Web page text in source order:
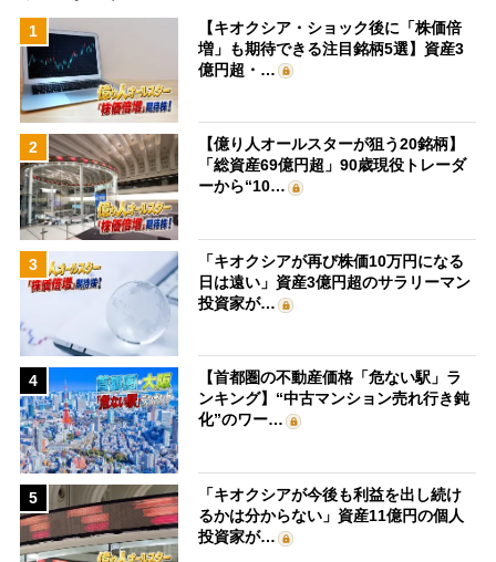
1
【キオクシア・ショック後に「株価倍
増」も期待できる注目銘柄5選】資産3
億円超・…
2
【億り人オールスターが狙う20銘柄】
「総資産69億円超」90歳現役トレーダ
ーから“10…
3
「キオクシアが再び株価10万円になる
日は遠い」資産3億円超のサラリーマン
投資家が…
4
【首都圏の不動産価格「危ない駅」ラ
ンキング】“中古マンション売れ行き鈍
化”のワー…
5
「キオクシアが今後も利益を出し続け
るかは分からない」資産11億円の個人
投資家が…